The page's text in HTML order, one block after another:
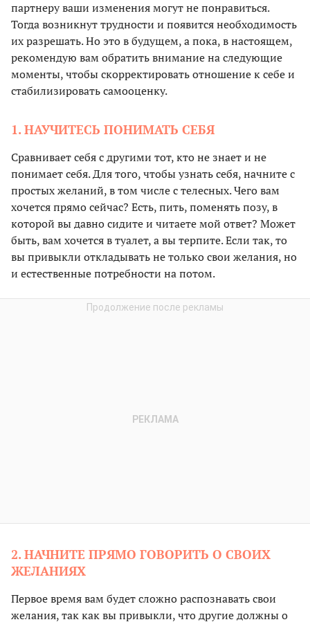
партнеру ваши изменения могут не понравиться.
Тогда возникнут трудности и появится необходимость
их разрешать. Но это в будущем, а пока, в настоящем,
рекомендую вам обратить внимание на следующие
моменты, чтобы скорректировать отношение к себе и
стабилизировать самооценку.
1. НАУЧИТЕСЬ ПОНИМАТЬ СЕБЯ
Сравнивает себя с другими тот, кто не знает и не
понимает себя. Для того, чтобы узнать себя, начните с
простых желаний, в том числе с телесных. Чего вам
хочется прямо сейчас? Есть, пить, поменять позу, в
которой вы давно сидите и читаете мой ответ? Может
быть, вам хочется в туалет, а вы терпите. Если так, то
вы привыкли откладывать не только свои желания, но
и естественные потребности на потом.
2. НАЧНИТЕ ПРЯМО ГОВОРИТЬ О СВОИХ
ЖЕЛАНИЯХ
Первое время вам будет сложно распознавать свои
желания, так как вы привыкли, что другие должны о